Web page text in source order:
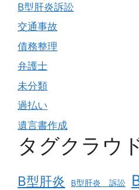
B型肝炎訴訟
交通事故
債務整理
弁護士
未分類
過払い
遺言書作成
タグクラウ
B型肝炎 B型肝炎 訴訟